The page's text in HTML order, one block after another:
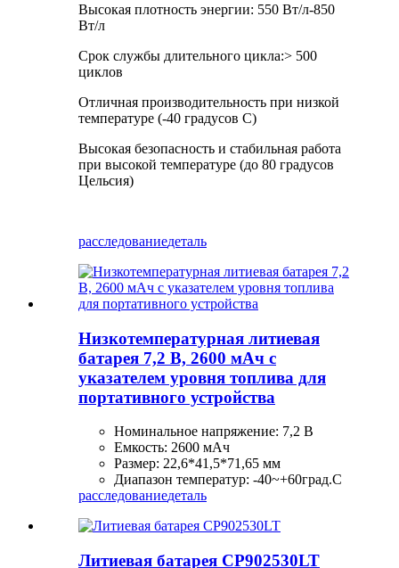
Высокая плотность энергии: 550 Вт/л-850
Вт/л
Срок службы длительного цикла:> 500
циклов
Отличная производительность при низкой
температуре (-40 градусов C)
Высокая безопасность и стабильная работа
при высокой температуре (до 80 градусов
Цельсия)
расследованиедеталь
Низкотемпературная литиевая
батарея 7,2 В, 2600 мАч с
указателем уровня топлива для
портативного устройства
Номинальное напряжение: 7,2 В
Емкость: 2600 мАч
Размер: 22,6*41,5*71,65 мм
Диапазон температур: -40~+60град.C
расследованиедеталь
Литиевая батарея CP902530LT